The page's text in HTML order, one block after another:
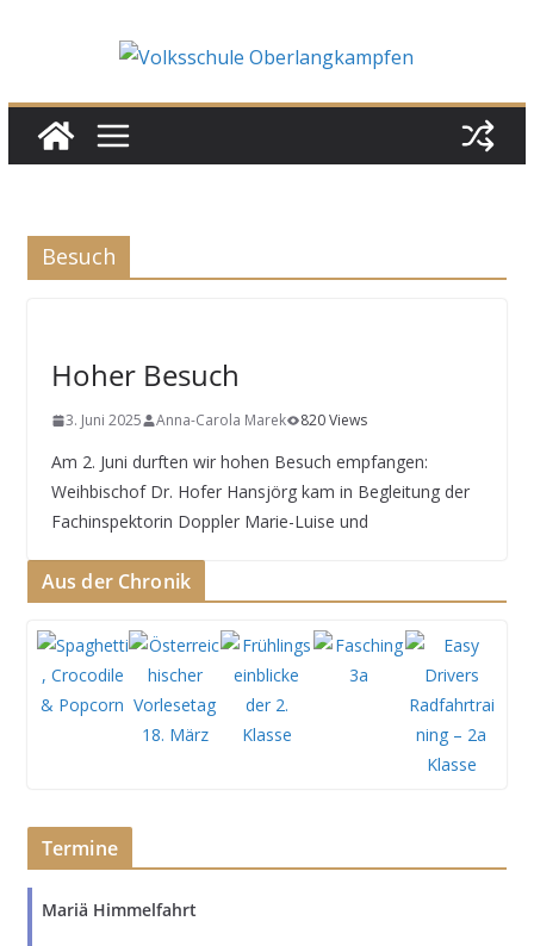
Besuch
Hoher Besuch
3. Juni 2025 Anna-Carola Marek 820 Views
Am 2. Juni durften wir hohen Besuch empfangen:
Weihbischof Dr. Hofer Hansjörg kam in Begleitung der
Fachinspektorin Doppler Marie-Luise und
Aus der Chronik
Termine
Mariä Himmelfahrt